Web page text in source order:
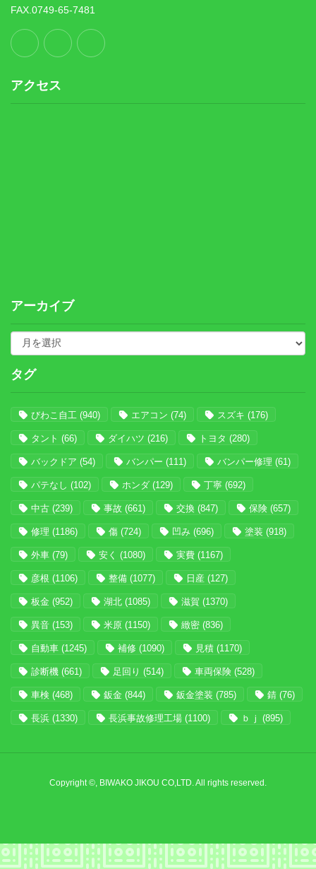
FAX.0749-65-7481
アクセス
アーカイブ
タグ
びわこ自工 (940) エアコン (74) スズキ (176)
タント (66) ダイハツ (216) トヨタ (280)
バックドア (54) バンパー (111) バンパー修理 (61)
パテなし (102) ホンダ (129) 丁寧 (692)
中古 (239) 事故 (661) 交換 (847) 保険 (657)
修理 (1186) 傷 (724) 凹み (696) 塗装 (918)
外車 (79) 安く (1080) 実費 (1167)
彦根 (1106) 整備 (1077) 日産 (127)
板金 (952) 湖北 (1085) 滋賀 (1370)
異音 (153) 米原 (1150) 緻密 (836)
自動車 (1245) 補修 (1090) 見積 (1170)
診断機 (661) 足回り (514) 車両保険 (528)
車検 (468) 鈑金 (844) 鈑金塗装 (785) 錆 (76)
長浜 (1330) 長浜事故修理工場 (1100) ｂｊ (895)
Copyright ©, BIWAKO JIKOU CO,LTD. All rights reserved.